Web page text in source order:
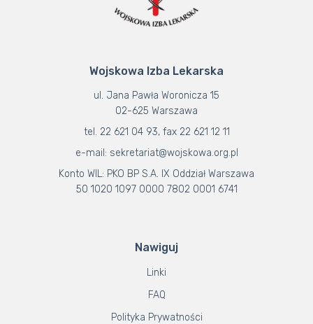
Wojskowa Izba Lekarska
ul. Jana Pawła Woronicza 15
02-625 Warszawa
tel. 22 621 04 93, fax 22 621 12 11
e-mail: sekretariat@wojskowa.org.pl
Konto WIL: PKO BP S.A. IX Oddział Warszawa
50 1020 1097 0000 7802 0001 6741
Nawiguj
Linki
FAQ
Polityka Prywatności